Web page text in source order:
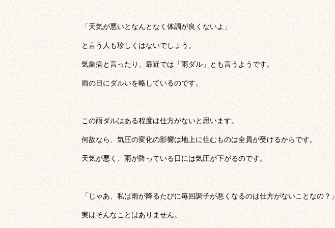
「天気が悪いとなんとなく体調が良くないよ」
と言う人も珍しくはないでしょう。
気象病と言ったり、最近では「雨ダル」とも言うようです。
雨の日にダルいを略しているのです。
この雨ダルはある程度は仕方がないと思います。
何故なら、気圧の変化の影響は地上に住むものは全員が受けるからです。
天気が悪く、雨が降っている日には気圧が下がるのです。
「じゃあ、私は雨が降るたびに毎回調子が悪くなるのは仕方がないことなの？」
実はそんなことはありません。